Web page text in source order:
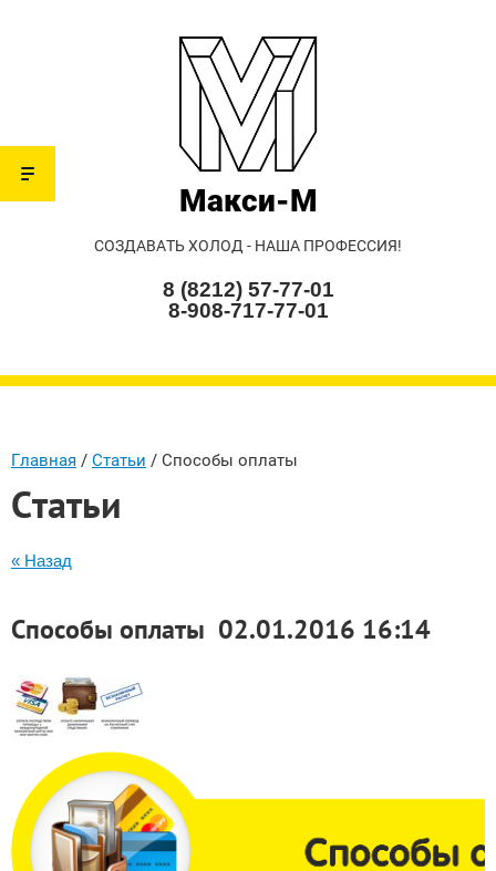
Макси-М
СОЗДАВАТЬ ХОЛОД - НАША ПРОФЕССИЯ!
8 (8212) 57-77-01
8-908-717-77-01
Главная / Статьи / Способы оплаты
Статьи
« Назад
Способы оплаты 02.01.2016 16:14